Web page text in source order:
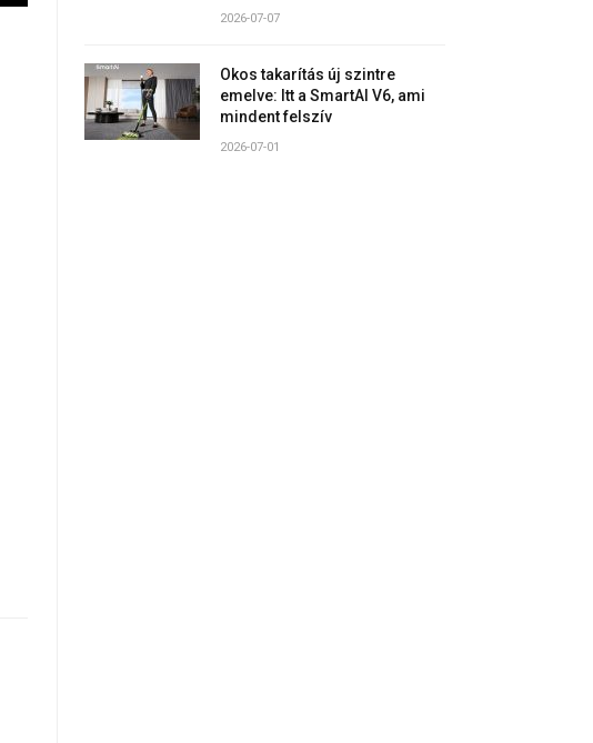
2026-07-07
Okos takarítás új szintre
emelve: Itt a SmartAI V6, ami
mindent felszív
2026-07-01